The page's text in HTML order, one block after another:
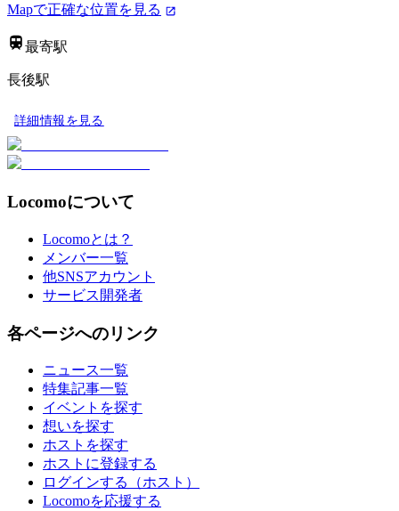
Mapで正確な位置を見る
最寄駅
長後駅
詳細情報を見る
Locomoについて
Locomoとは？
メンバー一覧
他SNSアカウント
サービス開発者
各ページへのリンク
ニュース一覧
特集記事一覧
イベントを探す
想いを探す
ホストを探す
ホストに登録する
ログインする（ホスト）
Locomoを応援する